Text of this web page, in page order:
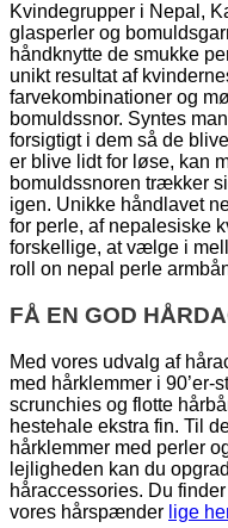
Kvindegrupper i Nepal,
glasperler og
håndknytte de smukke
unikt resultat af
farvekombinationer og
bomuldssnor. Syntes
forsigtigt i dem så de
er blive lidt for løse, kan
bomuldssnoren trækker
igen. Unikke håndlavet
for perle, af nepalesiske
forskellige, at vælge i
roll on nepal perle
FÅ EN GOD
Med vores udvalg af
med hårklemmer i
scrunchies og flotte
hestehale ekstra fin. Til
hårklemmer med perler
lejligheden kan du
håraccessories. Du
vores hårspænder lige